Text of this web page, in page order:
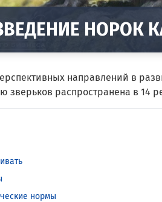
НОРОК
направлений в
распространена в 14
нормы